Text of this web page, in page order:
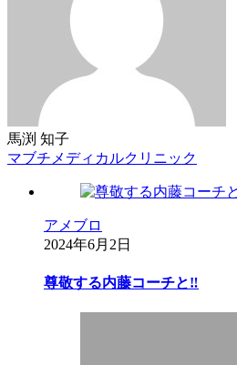
馬渕 知子
マブチメディカルクリニック
アメブロ
2024年6月2日
尊敬する内藤コーチと‼︎